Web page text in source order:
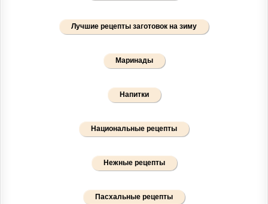
Лучшие рецепты заготовок на зиму
Маринады
Напитки
Национальные рецепты
Нежные рецепты
Пасхальные рецепты